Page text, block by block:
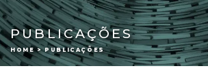
PUBLICAÇÕES
HOME > PUBLICAÇÕES